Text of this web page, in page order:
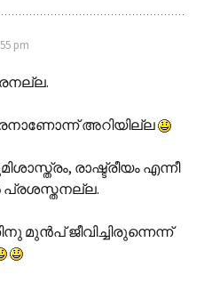
pm
അറിയില്ല
രാഷ്ട്രീയം എന്നീ
പ്രശസ്തനല്ല.
മുന്‍പ് ജീവിച്ചിരുന്നെന്ന്